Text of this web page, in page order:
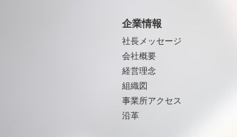
企業情報
社長メッセージ
会社概要
経営理念
組織図
事業所アクセス
沿革